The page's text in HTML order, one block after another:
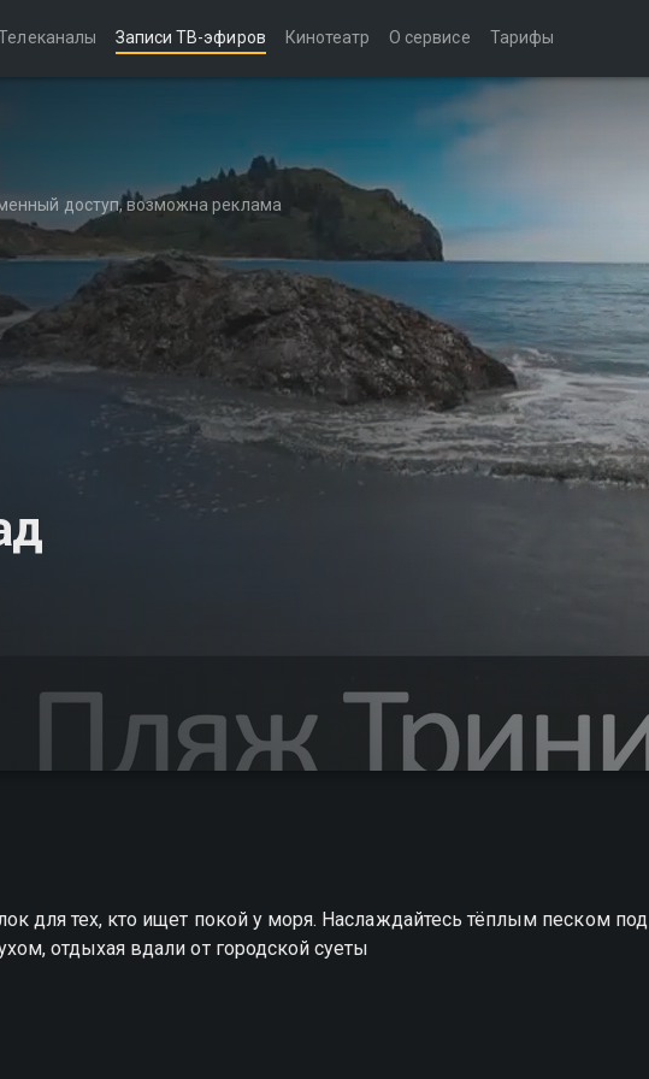
Записи ТВ-эфиров Кинотеатр О сервисе Тарифы
доступ, возможна реклама
для тех, кто ищет покой у моря. Наслаждайтесь тёплым песком под
отдыхая вдали от городской суеты